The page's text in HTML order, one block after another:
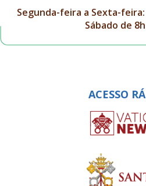
Segunda-feira a Sexta-feira:
Sábado de
ACESSO